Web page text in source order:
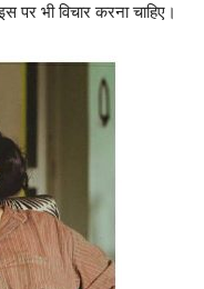
भी विचार करना चाहिए।